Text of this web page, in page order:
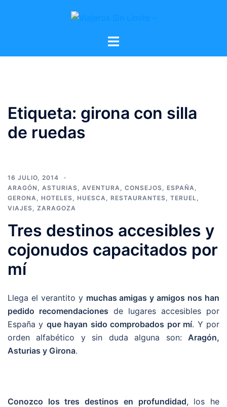
Etiqueta: girona con silla
de ruedas
16 JULIO, 2014
ARAGÓN
ASTURIAS AVENTURA CONSEJOS ESPAÑA
GERONA
HOTELES HUESCA RESTAURANTES TERUEL
VIAJES
ZARAGOZA
Tres destinos accesibles y
cojonudos capacitados por
mí
Llega el verantito y muchas amigas y amigos nos han
pedido recomendaciones de lugares accesibles por
España y que hayan sido comprobados por mí. Y por
orden alfabético y sin duda alguna son: Aragón,
Asturias y Girona.
Conozco los tres destinos en profundidad, los he